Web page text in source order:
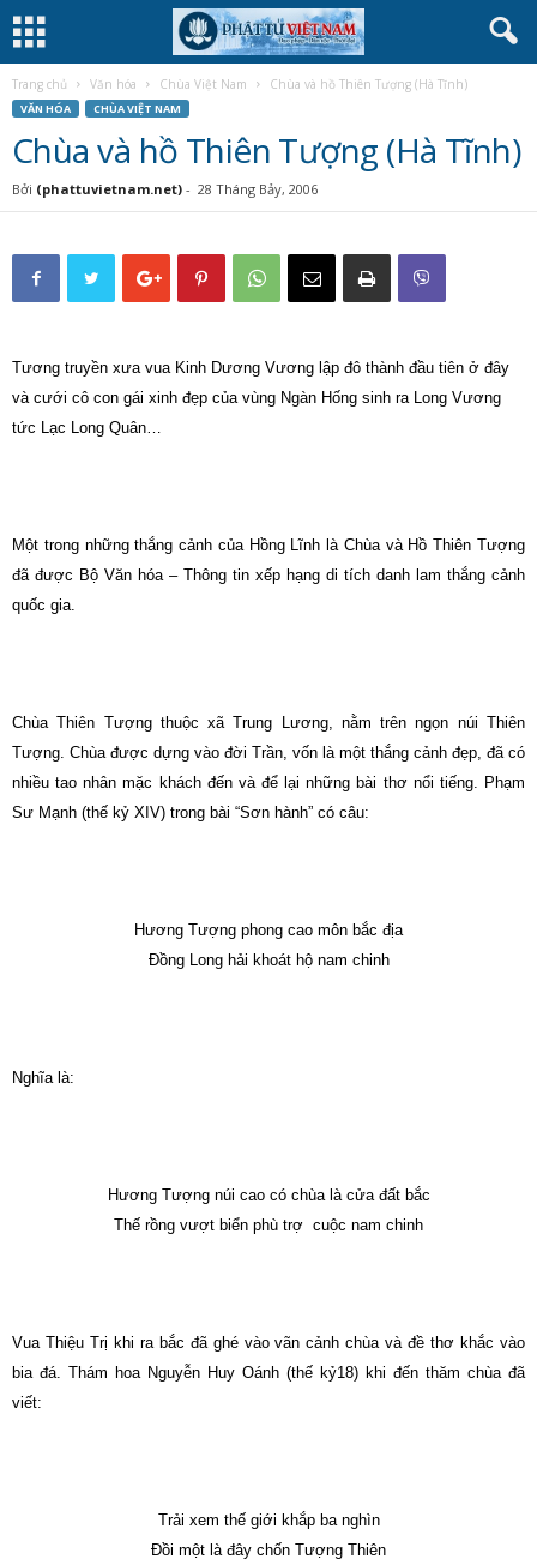
Trang chủ Văn hóa Chùa Việt Nam Chùa và hồ Thiên Tượng (Hà Tĩnh)
VĂN HÓA CHÙA VIỆT NAM
Chùa và hồ Thiên Tượng (Hà Tĩnh)
Bởi (phattuvietnam.net) - 28 Tháng Bảy, 2006
Tương truyền xưa vua Kinh Dương Vương lập đô thành đầu tiên ở đây
và cưới cô con gái xinh đẹp của vùng Ngàn Hống sinh ra Long Vương
tức Lạc Long Quân…
Một trong những thắng cảnh của Hồng Lĩnh là Chùa và Hồ Thiên Tượng
đã được Bộ Văn hóa – Thông tin xếp hạng di tích danh lam thắng cảnh
quốc gia.
Chùa Thiên Tượng thuộc xã Trung Lương, nằm trên ngọn núi Thiên
Tượng. Chùa được dựng vào đời Trần, vốn là một thắng cảnh đẹp, đã có
nhiều tao nhân mặc khách đến và để lại những bài thơ nổi tiếng. Phạm
Sư Mạnh (thế kỷ XIV) trong bài “Sơn hành” có câu:
Hương Tượng phong cao môn bắc địa
Ðồng Long hải khoát hộ nam chinh
Nghĩa là:
Hương Tượng núi cao có chùa là cửa đất bắc
Thế rồng vượt biển phù trợ cuộc nam chinh
Vua Thiệu Trị khi ra bắc đã ghé vào vãn cảnh chùa và đề thơ khắc vào
bia đá. Thám hoa Nguyễn Huy Oánh (thế kỷ18) khi đến thăm chùa đã
viết:
Trải xem thế giới khắp ba nghìn
Ðồi một là đây chốn Tượng Thiên